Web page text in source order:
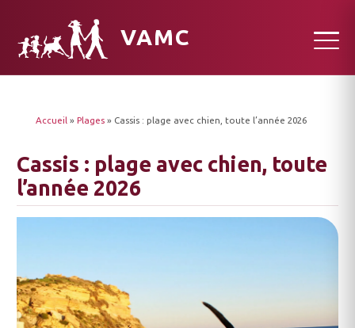
VAMC
Accueil » Plages » Cassis : plage avec chien, toute l’année 2026
Cassis : plage avec chien, toute
l’année 2026